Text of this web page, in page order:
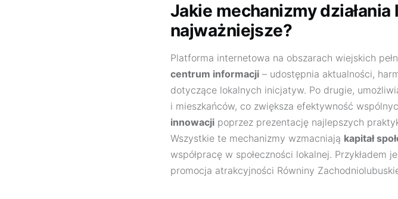
Jakie mechanizmy
najważniejsze?
Platforma internetowa na obszarach wiejskich
centrum informacji – udostępnia aktualności,
dotyczące lokalnych inicjatyw. Po drugie,
i mieszkańców, co zwiększa efektywność
innowacji poprzez prezentację najlepszych
Wszystkie te mechanizmy wzmacniają kapitał
współpracę w społeczności lokalnej.
promocja atrakcyjności Równiny